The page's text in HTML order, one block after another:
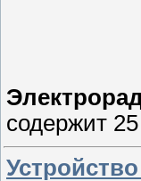
содержит